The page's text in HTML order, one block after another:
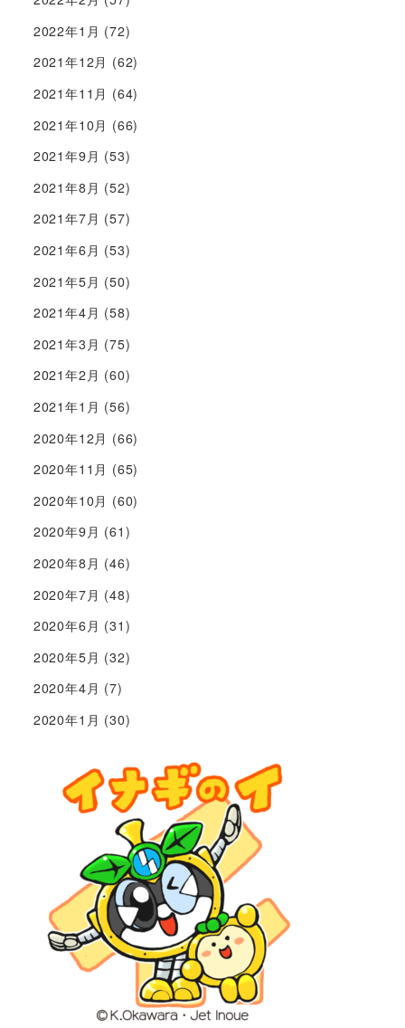
2022年1月 (72)
2021年12月 (62)
2021年11月 (64)
2021年10月 (66)
2021年9月 (53)
2021年8月 (52)
2021年7月 (57)
2021年6月 (53)
2021年5月 (50)
2021年4月 (58)
2021年3月 (75)
2021年2月 (60)
2021年1月 (56)
2020年12月 (66)
2020年11月 (65)
2020年10月 (60)
2020年9月 (61)
2020年8月 (46)
2020年7月 (48)
2020年6月 (31)
2020年5月 (32)
2020年4月 (7)
2020年1月 (30)